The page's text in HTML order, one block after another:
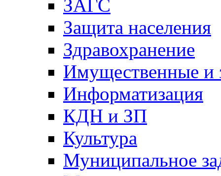
ЗАГС
Защита населения
Здравохранение
Имущественные и
Информатизация
КДН и ЗП
Культура
Муниципальное